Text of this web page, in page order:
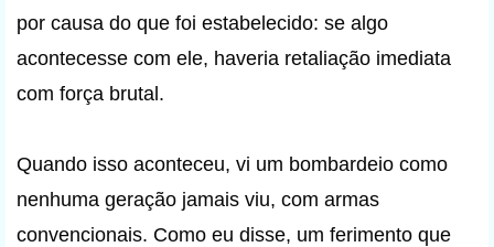
por causa do que foi estabelecido: se algo
acontecesse com ele, haveria retaliação imediata
com força brutal.
Quando isso aconteceu, vi um bombardeio como
nenhuma geração jamais viu, com armas
convencionais. Como eu disse, um ferimento que